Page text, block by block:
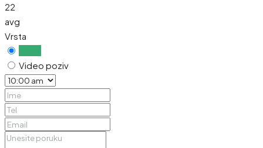
22
avg
Vrsta
Video poziv